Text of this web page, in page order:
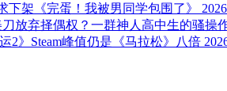
下架《完蛋！我被男同学包围了》
放弃择偶权？一群神人高中生的骚操作
2》Steam峰值仍是《马拉松》八倍